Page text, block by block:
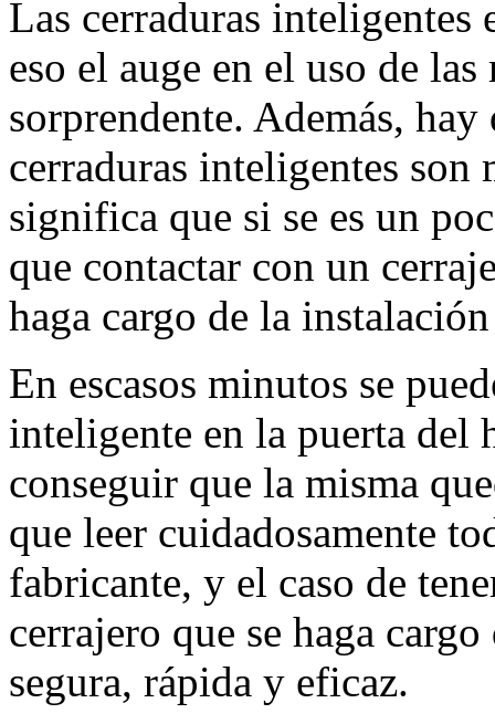
Las cerraduras inteligentes
eso el auge en el uso de
sorprendente. Además,
cerraduras inteligentes
significa que si se es un
que contactar con un
haga cargo de la
En escasos minutos se
inteligente en la puerta del
conseguir que la misma
que leer cuidadosamente
fabricante, y el caso de
cerrajero que se haga
segura, rápida y eficaz.